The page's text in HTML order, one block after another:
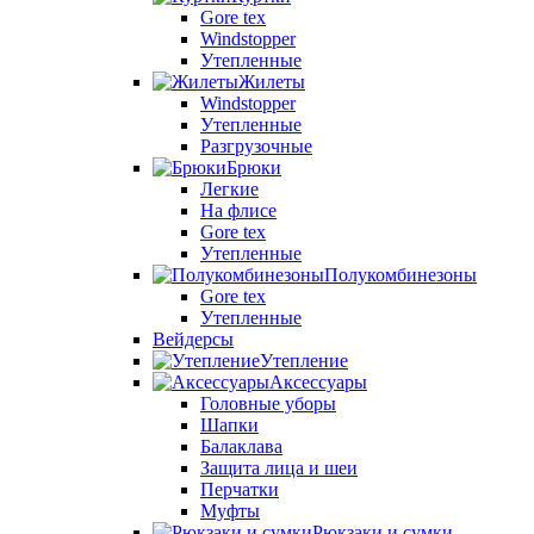
Gore tex
Windstopper
Утепленные
Жилеты
Windstopper
Утепленные
Разгрузочные
Брюки
Легкие
На флисе
Gore tex
Утепленные
Полукомбинезоны
Gore tex
Утепленные
Вейдерсы
Утепление
Аксессуары
Головные уборы
Шапки
Балаклава
Защита лица и шеи
Перчатки
Муфты